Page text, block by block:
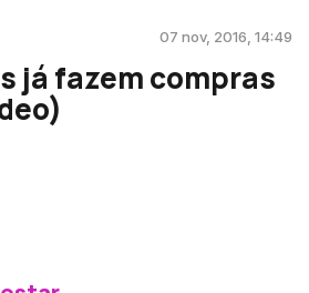
07 nov, 2016, 14:49
já fazem compras